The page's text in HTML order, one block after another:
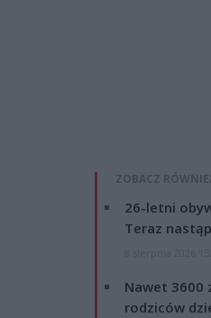
ZOBACZ
26-letni
Teraz
Nawet 3600
rodziców